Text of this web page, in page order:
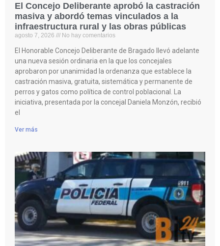
El Concejo Deliberante aprobó la castración
masiva y abordó temas vinculados a la
infraestructura rural y las obras públicas
agosto 7, 2026 No hay comentarios
El Honorable Concejo Deliberante de Bragado llevó adelante
una nueva sesión ordinaria en la que los concejales
aprobaron por unanimidad la ordenanza que establece la
castración masiva, gratuita, sistemática y permanente de
perros y gatos como política de control poblacional. La
iniciativa, presentada por la concejal Daniela Monzón, recibió
el
Ver más